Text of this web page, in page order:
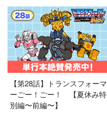
【第28話】トランスフォーマ
ーごー！ごー！ 【夏休み特
別編〜前編〜】